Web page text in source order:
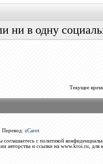
ни в одну
Текущее
zCarot
с политикой
авторства и ссылки на www.kroi.ru, для